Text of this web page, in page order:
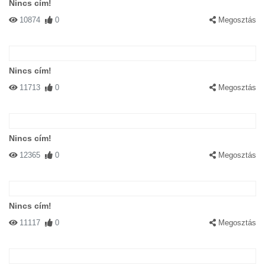
Nincs cím!
10874 0 Megosztás
Nincs cím!
11713 0 Megosztás
Nincs cím!
12365 0 Megosztás
Nincs cím!
11117 0 Megosztás